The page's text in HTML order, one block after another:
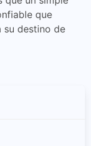
que
su destino de